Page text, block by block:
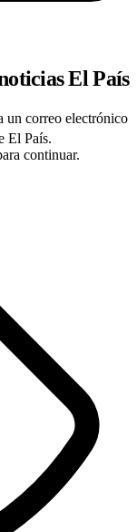
El País
un correo electrónico
El País.
continuar.